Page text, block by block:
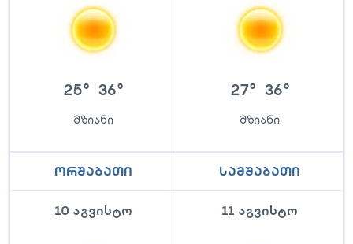
25° 36°
მზიანი
27° 36°
მზიანი
ორშაბათი
10 აგვისტო
სამშაბათი
11 აგვისტო